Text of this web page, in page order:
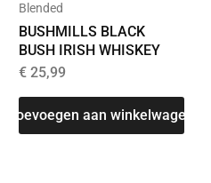
Blended
BUSHMILLS BLACK
BUSH IRISH WHISKEY
€25,99
Toevoegen aan winkelwagen